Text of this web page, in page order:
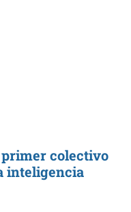
primer colectivo
inteligencia